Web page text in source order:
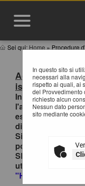
Sei qui: Home » Procedure
In questo sito si
necessari alla
rispetto ai quali, ai
del Provvedimento
richiesto alcun
Nessun dato
sito mediante
Accesso al
istruzioni
In ottemperanza
l'accesso al
esclusivamente
digitale.
Si invitano
portale che
SPID/CIE, ad
utenza-SPID
"HELP DESK